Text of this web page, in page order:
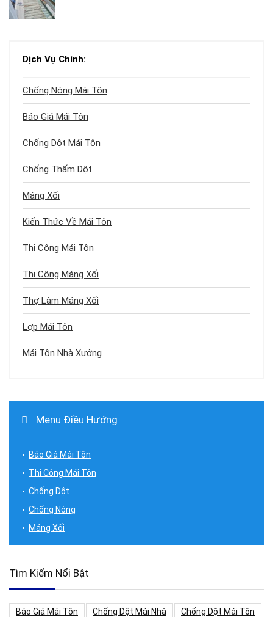
Dịch Vụ Chính:
Chống Nóng Mái Tôn
Báo Giá Mái Tôn
Chống Dột Mái Tôn
Chống Thấm Dột
Máng Xối
Kiến Thức Về Mái Tôn
Thi Công Mái Tôn
Thi Công Máng Xối
Thợ Làm Máng Xối
Lợp Mái Tôn
Mái Tôn Nhà Xưởng
Menu Điều Hướng
Báo Giá Mái Tôn
Thi Công Mái Tôn
Chống Dột
Chống Nóng
Máng Xối
Tìm Kiếm Nổi Bật
Báo Giá Mái Tôn Chống Dột Mái Nhà
Chống Dột Mái Tôn